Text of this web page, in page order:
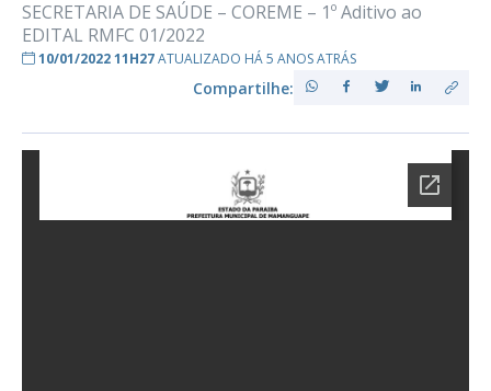
SECRETARIA DE SAÚDE – COREME – 1º Aditivo ao
EDITAL RMFC 01/2022
10/01/2022 11H27ATUALIZADO HÁ 5 ANOS ATRÁS
Compartilhe: